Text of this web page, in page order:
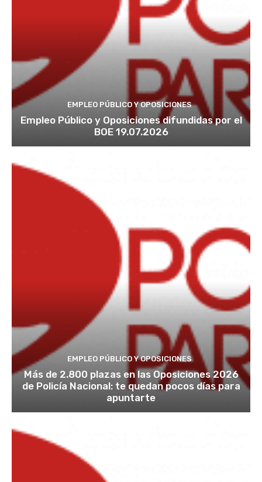
EMPLEO PÚBLICO Y OPOSICIONES
Empleo Público y Oposiciones difundidas por el
BOE 19.07.2026
EMPLEO PÚBLICO Y OPOSICIONES
Más de 2.800 plazas en las Oposiciones 2026
de Policía Nacional: te quedan pocos días para
apuntarte